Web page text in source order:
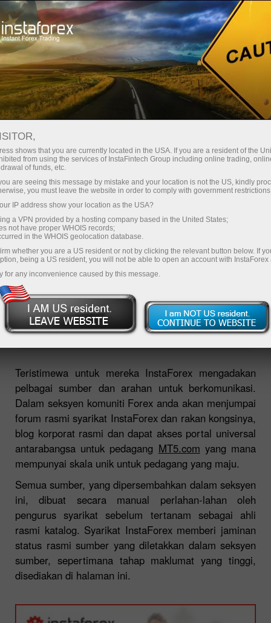
Rehat Sebentar
Komuniti Forex
Seksyen komuniti Forex adalah salah satu cara
untuk pedagang yang berminat dalam
komunikasi berterusan,berkongsi maklumat
dan pengalaman dengan pedagang yang lain.
Buka akaun perdagangan
Buka akaun demo
Teristimewa untuk mereka InstaForex mengadakan
pelbagai sumber dan arahan untuk berkomunikasi.
Dalam seksyen komuniti Forex anda akan menjumpai
forum rasmi syarikat InstaForex dan rakan kongsinya,
blog korporat rasmi dan dapat akses portal universal
antarabangsa untuk pedagang MT5.com yang mana
mempunyai skala unik untuk pedagang yang maju.
Semua sumber, yang dipersembahkan dalam seksyen
ini, dibuat secara manual perlahan-lahan oleh
pengurus syarikat sebelum tertanam sebagai ahli
rasmi katalog. Syarikat InstaForex memberi jaminan
status rasmi sumber yang diletakkan dalam seksyen
sumber, sepertimana tahap maklumat yang tinggi,
disediakan di halaman ini.
shows that you are currently located in the USA. If you are a resident of the
from using the services of InstaFintech Group including online trading,
of funds, etc.
are seeing this message by mistake and your location is not the US, kindly
you must leave the website in order to comply with government
IP address show your location as the USA?
a VPN provided by a hosting company based in the United States;
not have proper WHOIS records;
in the WHOIS geolocation database.
whether you are a US resident or not by clicking the relevant button below. If
being a US resident, you will not be able to open an account with InstaForex
for any inconvenience caused by this message.